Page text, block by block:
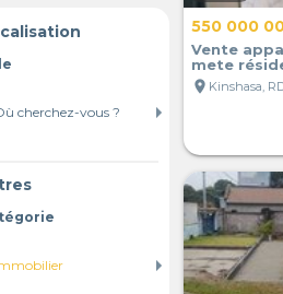
550 000
Vente
mete
location_on Kinshasa,